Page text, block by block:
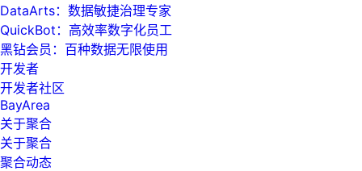
DataArts：数据敏捷治理专家
QuickBot：高效率数字化员工
黑钻会员：百种数据无限使用
开发者
开发者社区
BayArea
关于聚合
关于聚合
聚合动态